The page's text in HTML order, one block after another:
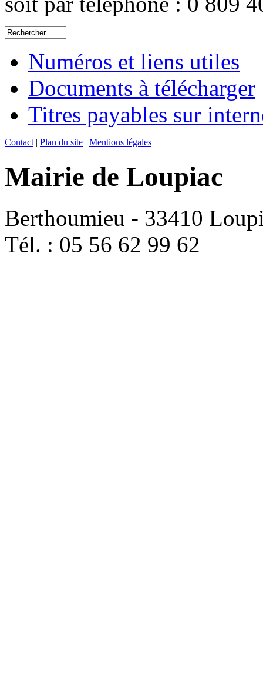
Numéros et liens utiles
Documents à télécharger
Titres payables sur
Contact | Plan du site | Mentions légales
Mairie de Loupiac
Berthoumieu - 33410
Tél. : 05 56 62 99 62